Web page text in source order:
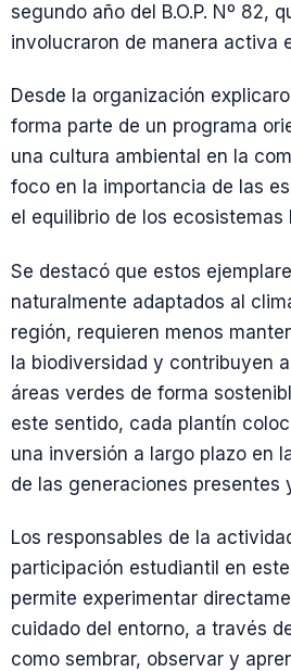
segundo año del B.O.P. Nº 82,
involucraron de manera activa
Desde la organización
forma parte de un programa
una cultura ambiental en la
foco en la importancia de las
el equilibrio de los ecosistemas
Se destacó que estos
naturalmente adaptados al
región, requieren menos
la biodiversidad y contribuyen
áreas verdes de forma
este sentido, cada plantín
una inversión a largo plazo en
de las generaciones presentes
Los responsables de la
participación estudiantil en
permite experimentar
cuidado del entorno, a través
como sembrar, observar y